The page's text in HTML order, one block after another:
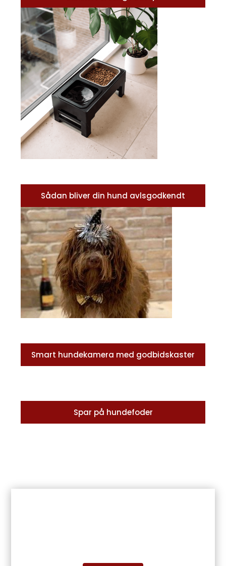
Sådan bliver din hund avlsgodkendt
Smart hundekamera med godbidskaster
Spar på hundefoder